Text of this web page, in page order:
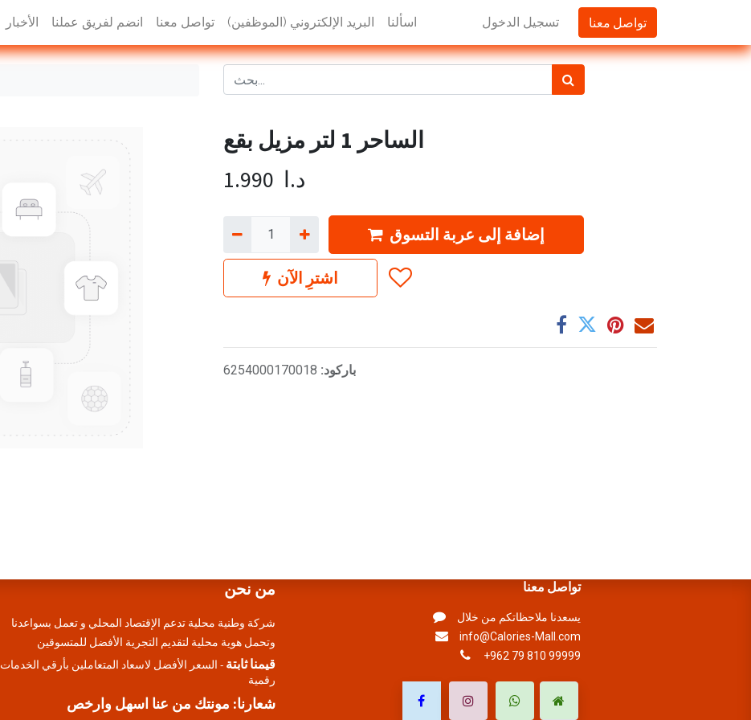
الأخبار انضم لفريق عملنا تواصل معنا البريد الإلكتروني (الموظفين) اسألنا تسجيل الدخول تواصل معنا
الساحر 1 لتر مزيل بقع
1.990 د.ا
إضافة إلى عربة التسوق
اشترِ الآن
باركود: 6254000170018
من نحن
شركة وطنية محلية تدعم الإقتصاد المحلي و تعمل بسواعدنا
وتحمل هوية محلية لتقديم التجرية الأفضل للمتسوقين
قيمنا ثابتة - السعر الأفضل لاسعاد المتعاملين بأرقي الخدمات
رقمية
شعارنا: مونتك من عنا اسهل وارخص
تواصل معنا
يسعدنا ملاحظاتكم من خلال
info@Calories-Mall.com
+962 79 810 99999